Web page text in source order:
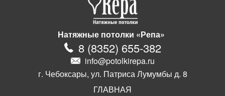
Натяжные потолки «Репа»
8 (8352) 655-382
info@potolkirepa.ru
г. Чебоксары, ул. Патриса Лумумбы д. 8
ГЛАВНАЯ